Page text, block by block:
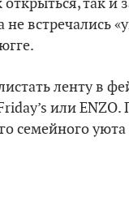
не встречались
ленту в
или
семейного уюта